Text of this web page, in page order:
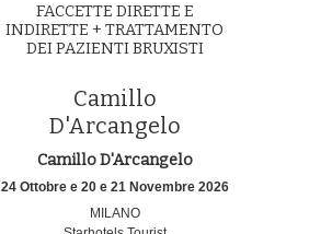
FACCETTE DIRETTE E
INDIRETTE + TRATTAMENTO
DEI PAZIENTI BRUXISTI
Camillo
D'Arcangelo
Camillo D'Arcangelo
24 Ottobre e 20 e 21 Novembre 2026
MILANO